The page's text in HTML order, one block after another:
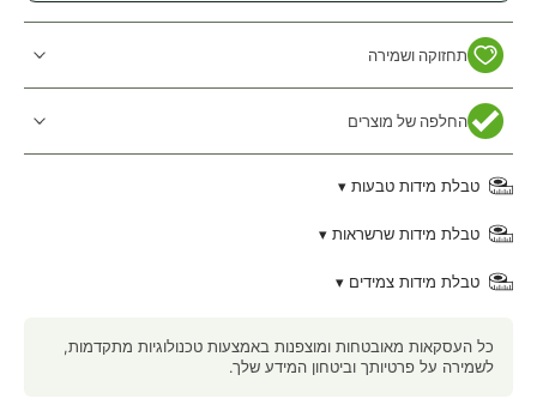
תחזוקה ושמירה
החלפה של מוצרים
טבלת מידות טבעות ▾
טבלת מידות שרשראות ▾
טבלת מידות צמידים ▾
כל העסקאות מאובטחות ומוצפנות באמצעות טכנולוגיות מתקדמות,
לשמירה על פרטיותך וביטחון המידע שלך.